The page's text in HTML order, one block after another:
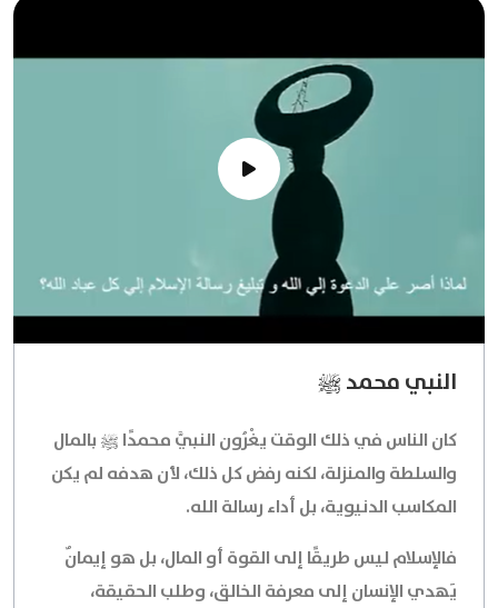
النبي محمد ﷺ
كان الناس في ذلك الوقت يغْرُون النبيَّ محمدًا ﷺ بالمال
والسلطة والمنزلة، لكنه رفض كل ذلك، لأن هدفه لم يكن
المكاسب الدنيوية، بل أداء رسالة الله.
فالإسلام ليس طريقًا إلى القوة أو المال، بل هو إيمانٌ
يَهدي الإنسان إلى معرفة الخالق، وطلب الحقيقة،